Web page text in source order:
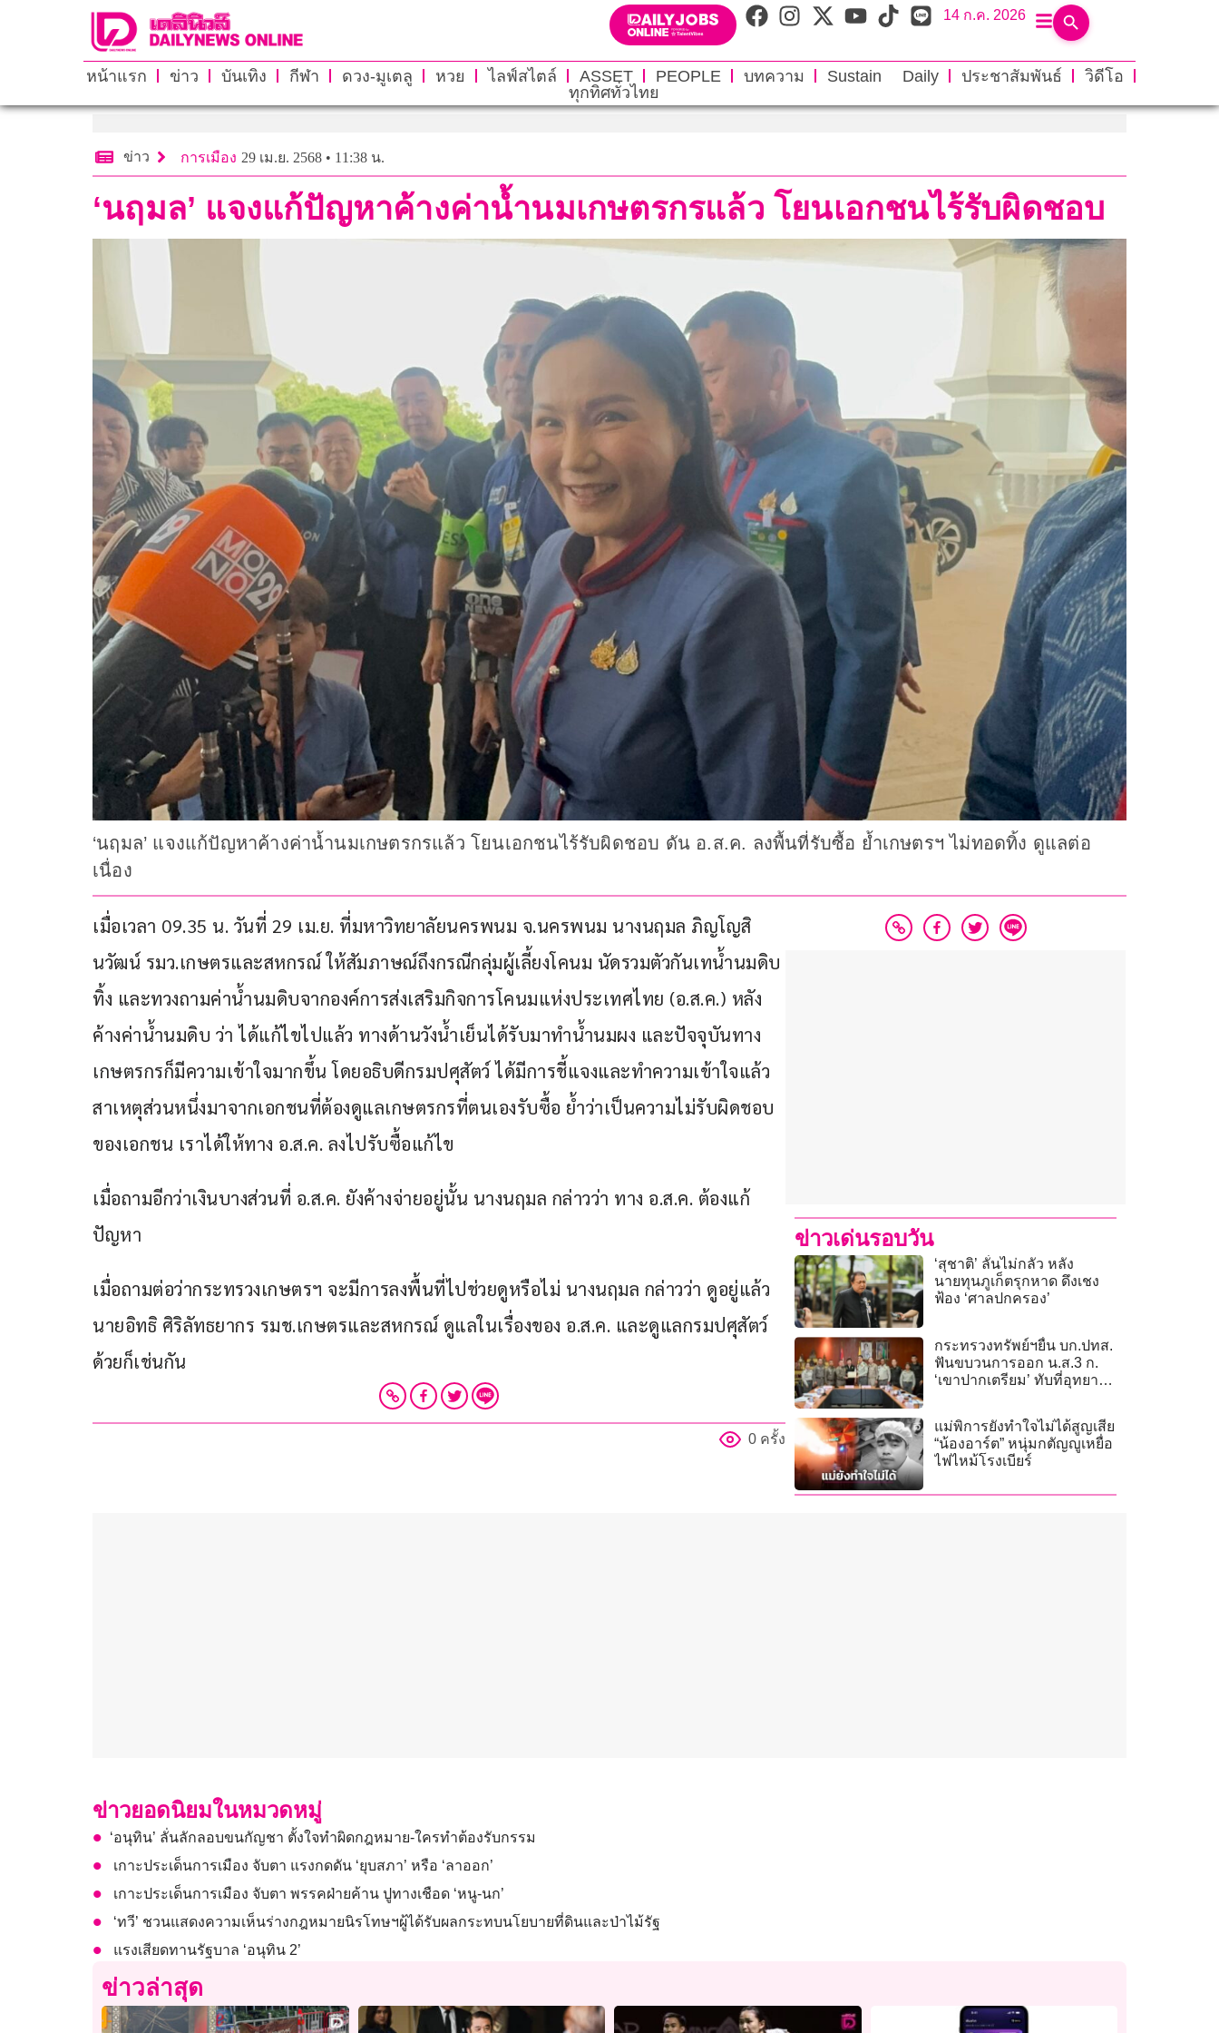
14 ก.ค. 2026
หน้าแรก ข่าว บันเทิง กีฬา ดวง-มูเตลู หวย ไลฟ์สไตล์ ASSET PEOPLE บทความ Sustain Daily ประชาสัมพันธ์
วิดีโอ
ทุกทิศทั่วไทย
ข่าว การเมือง 29 เม.ย. 2568 • 11:38 น.
‘นฤมล’ แจงแก้ปัญหาค้างค่าน้ำนมเกษตรกรแล้ว โยนเอกชนไร้รับผิดชอบ
‘นฤมล’ แจงแก้ปัญหาค้างค่าน้ำนมเกษตรกรแล้ว โยนเอกชนไร้รับผิดชอบ ดัน อ.ส.ค. ลงพื้นที่รับซื้อ ย้ำเกษตรฯ ไม่ทอดทิ้ง ดูแลต่อ
เนื่อง
เมื่อเวลา 09.35 น. วันที่ 29 เม.ย. ที่มหาวิทยาลัยนครพนม จ.นครพนม นางนฤมล ภิญโญสิ
นวัฒน์ รมว.เกษตรและสหกรณ์ ให้สัมภาษณ์ถึงกรณีกลุ่มผู้เลี้ยงโคนม นัดรวมตัวกันเทน้ำนมดิบ
ทิ้ง และทวงถามค่าน้ำนมดิบจากองค์การส่งเสริมกิจการโคนมแห่งประเทศไทย (อ.ส.ค.) หลัง
ค้างค่าน้ำนมดิบ ว่า ได้แก้ไขไปแล้ว ทางด้านวังน้ำเย็นได้รับมาทำน้ำนมผง และปัจจุบันทาง
เกษตรกรก็มีความเข้าใจมากขึ้น โดยอธิบดีกรมปศุสัตว์ ได้มีการชี้แจงและทำความเข้าใจแล้ว
สาเหตุส่วนหนึ่งมาจากเอกชนที่ต้องดูแลเกษตรกรที่ตนเองรับซื้อ ย้ำว่าเป็นความไม่รับผิดชอบ
ของเอกชน เราได้ให้ทาง อ.ส.ค. ลงไปรับซื้อแก้ไข
เมื่อถามอีกว่าเงินบางส่วนที่ อ.ส.ค. ยังค้างจ่ายอยู่นั้น นางนฤมล กล่าวว่า ทาง อ.ส.ค. ต้องแก้
ปัญหา
เมื่อถามต่อว่ากระทรวงเกษตรฯ จะมีการลงพื้นที่ไปช่วยดูหรือไม่ นางนฤมล กล่าวว่า ดูอยู่แล้ว
นายอิทธิ ศิริลัทธยากร รมช.เกษตรและสหกรณ์ ดูแลในเรื่องของ อ.ส.ค. และดูแลกรมปศุสัตว์
ด้วยก็เช่นกัน
0 ครั้ง
ข่าวเด่นรอบวัน
‘สุชาติ’ ลั่นไม่กลัว หลัง
นายทุนภูเก็ตรุกหาด ดึงเชง
ฟ้อง ‘ศาลปกครอง’
กระทรวงทรัพย์ฯยื่น บก.ปทส.
ฟันขบวนการออก น.ส.3 ก.
‘เขาปากเตรียม’ ทับที่อุทยานฯ
แม่พิการยังทำใจไม่ได้สูญเสีย
“น้องอาร์ต” หนุ่มกตัญญูเหยื่อ
ไฟไหม้โรงเบียร์
ข่าวยอดนิยมในหมวดหมู่
​​‘อนุทิน’ ลั่นลักลอบขนกัญชา ตั้งใจทำผิดกฎหมาย-ใครทำต้องรับกรรม
เกาะประเด็นการเมือง จับตา แรงกดดัน ‘ยุบสภา’ หรือ ‘ลาออก’
เกาะประเด็นการเมือง จับตา พรรคฝ่ายค้าน ปูทางเชือด ‘หนู-นก’
‘ทวี’ ชวนแสดงความเห็นร่างกฎหมายนิรโทษฯผู้ได้รับผลกระทบนโยบายที่ดินและป่าไม้รัฐ
แรงเสียดทานรัฐบาล ‘อนุทิน 2’
ข่าวล่าสุด